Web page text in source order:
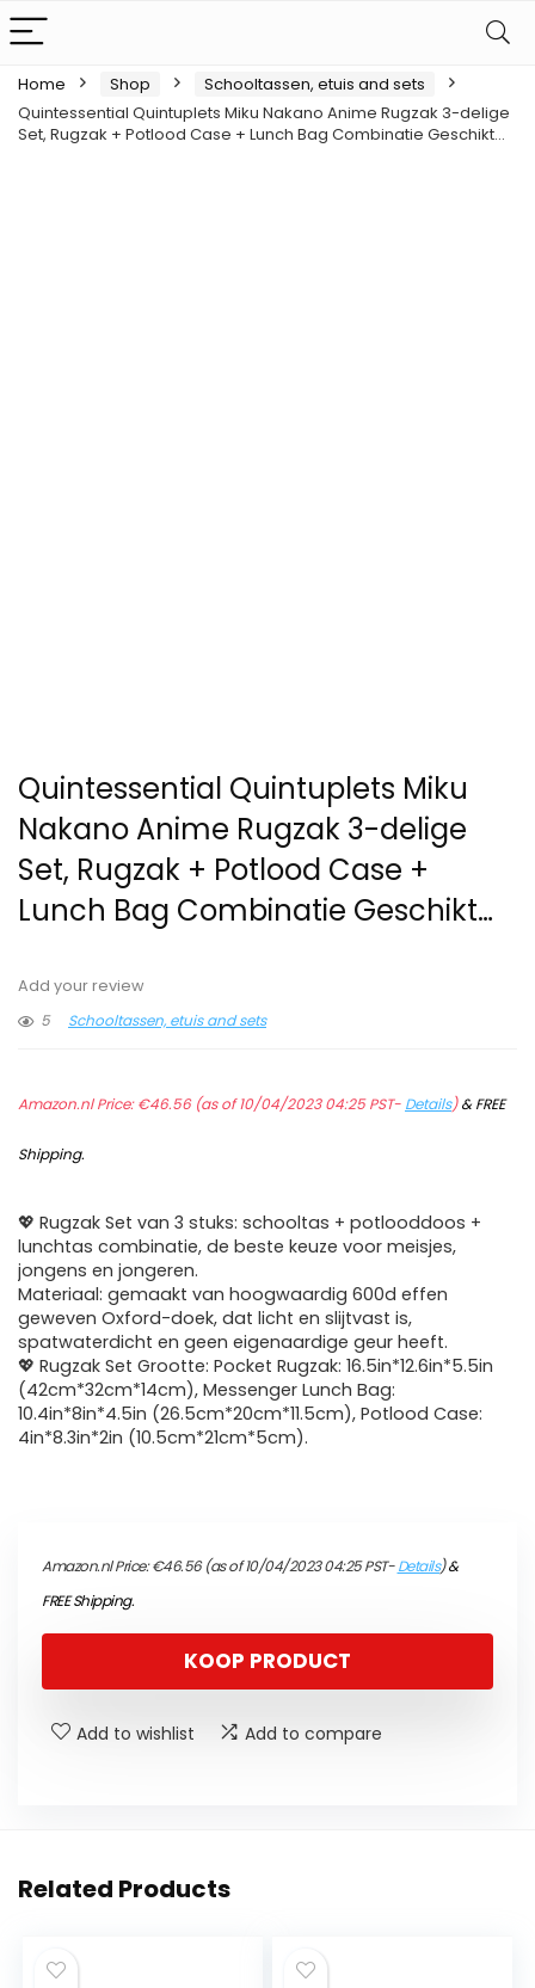
Home Shop
Schooltassen, etuis and sets
Quintessential Quintuplets Miku Nakano Anime Rugzak 3-delige
Set, Rugzak + Potlood Case + Lunch Bag Combinatie Geschikt…
Quintessential Quintuplets Miku
Nakano Anime Rugzak 3-delige
Set, Rugzak + Potlood Case +
Lunch Bag Combinatie Geschikt…
Add your review
5
Schooltassen, etuis and sets
Amazon.nl Price:€46.56(as of 10/04/2023 04:25 PST- Details)&FREE
Shipping.
💖 Rugzak Set van 3 stuks: schooltas + potlooddoos +
lunchtas combinatie, de beste keuze voor meisjes,
jongens en jongeren.
Materiaal: gemaakt van hoogwaardig 600d effen
geweven Oxford-doek, dat licht en slijtvast is,
spatwaterdicht en geen eigenaardige geur heeft.
💖 Rugzak Set Grootte: Pocket Rugzak: 16.5in*12.6in*5.5in
(42cm*32cm*14cm), Messenger Lunch Bag:
10.4in*8in*4.5in (26.5cm*20cm*11.5cm), Potlood Case:
4in*8.3in*2in (10.5cm*21cm*5cm).
Amazon.nl Price:€46.56(as of 10/04/2023 04:25 PST-Details)&
FREE Shipping.
KOOP PRODUCT
Add to wishlist Add to compare
Related Products